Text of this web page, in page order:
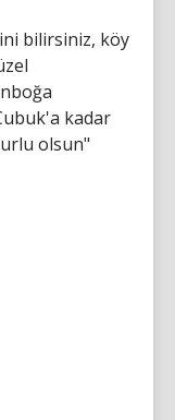
bilirsiniz, köy
kadar
olsun"